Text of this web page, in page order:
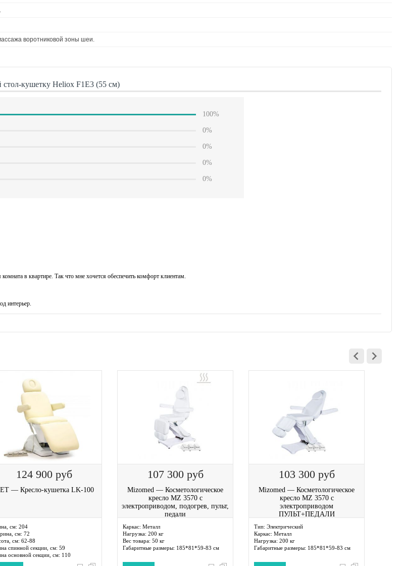
воротниковой зоны шеи.
кушетку Heliox F1E3 (55 см)
100%
0%
0%
0%
0%
в квартире. Так что мне хочется обеспечить комфорт клиентам.
интерьер.
124 900 руб
— Кресло-кушетка LK-100
см: 204
см: 72
см: 62-88
спинной секции, см: 59
основной секции, см: 110
107 300 руб
Mizomed — Косметологическое
кресло MZ 3570 с
электроприводом, подогрев, пульт,
педали
Каркас: Металл
Нагрузка: 200 кг
Вес товара: 50 кг
Габаритные размеры: 185*81*59-83 см
103 300 руб
Mizomed — Косметологическое
кресло MZ 3570 с
электроприводом
ПУЛЬТ+ПЕДАЛИ
Тип: Электрический
Каркас: Металл
Нагрузка: 200 кг
Габаритные размеры: 185*81*59-83 см